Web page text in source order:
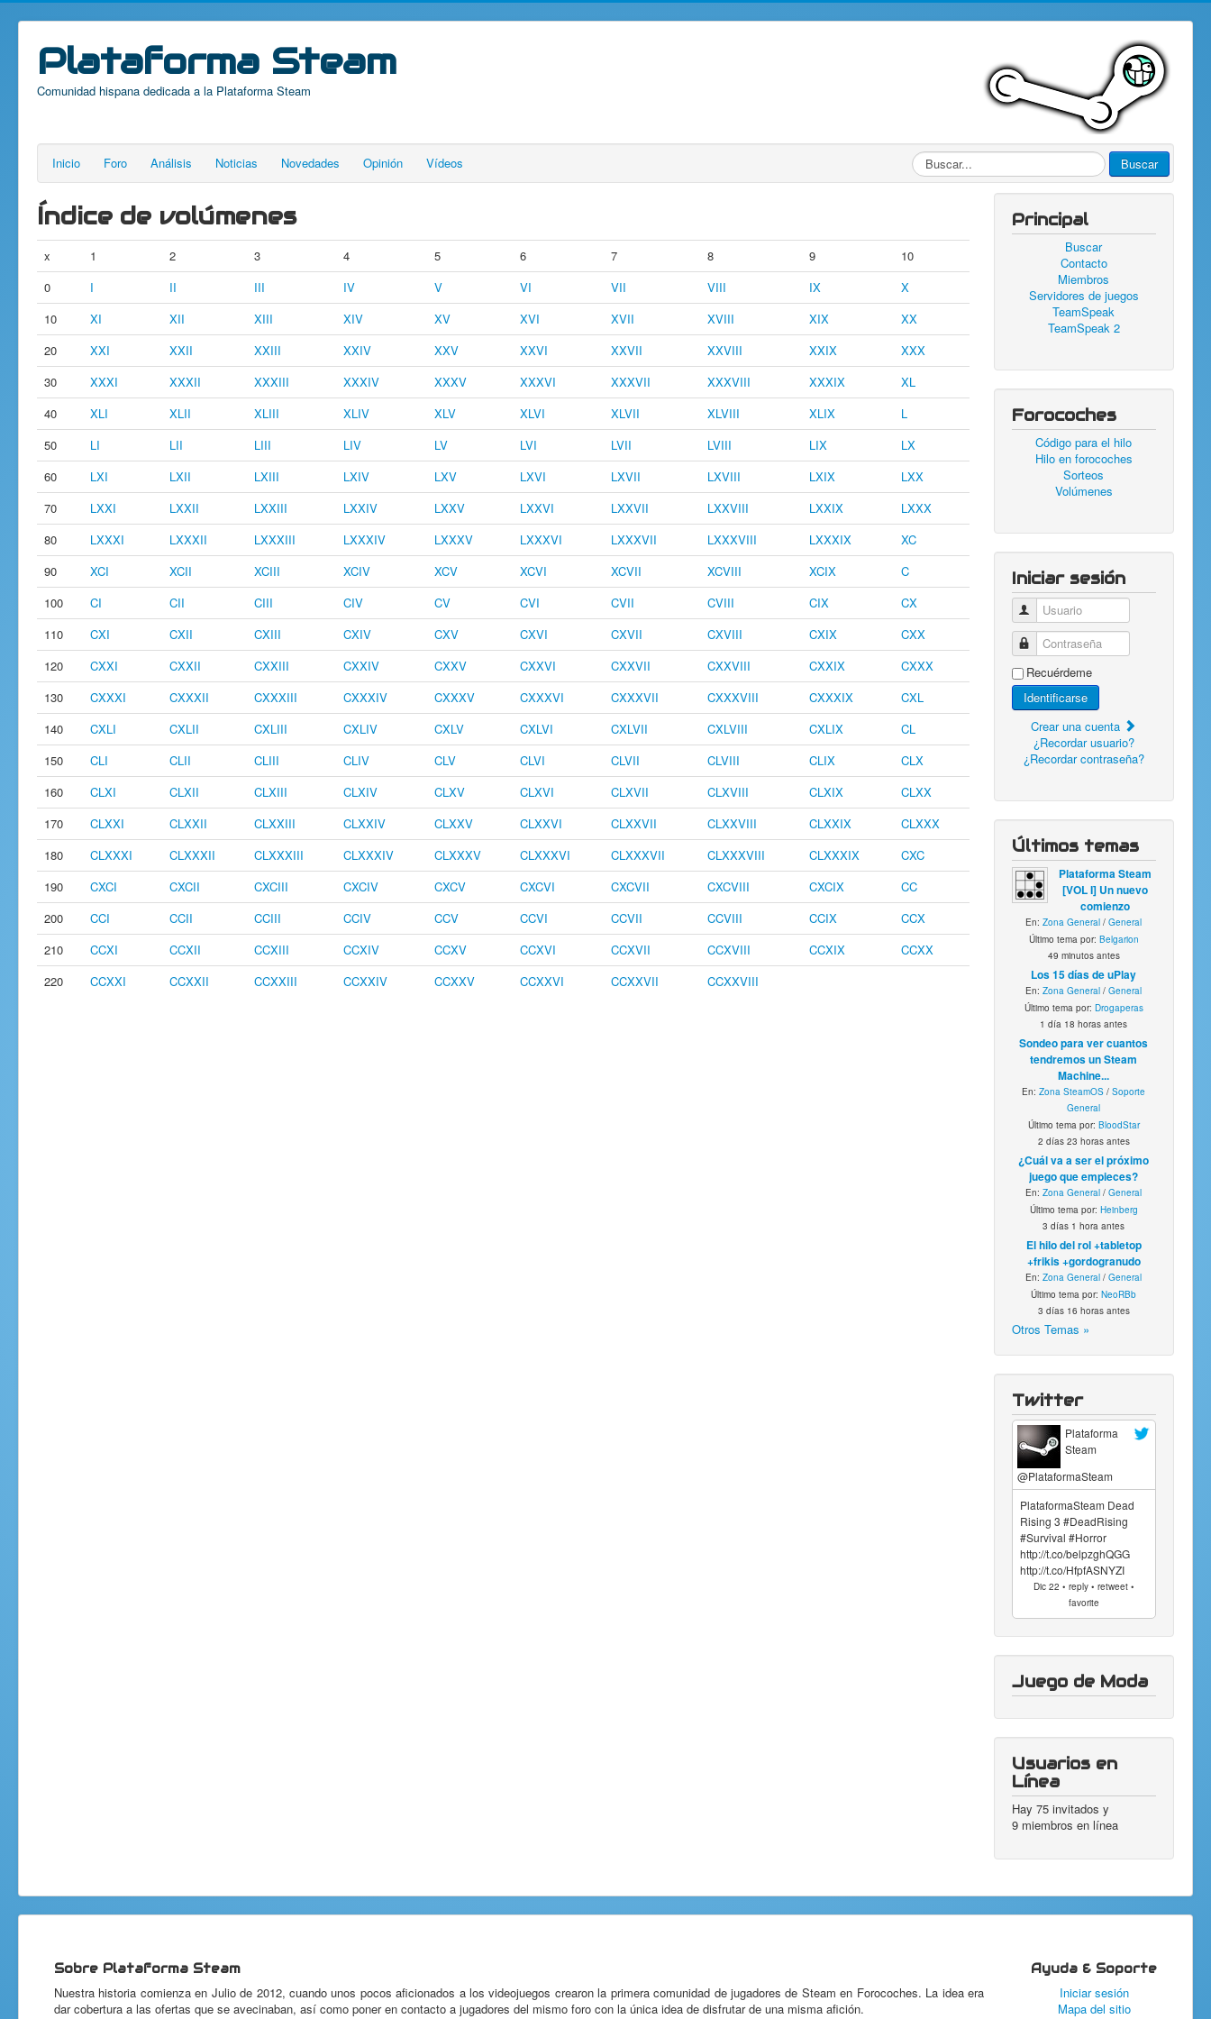
Plataforma Steam
Comunidad hispana dedicada a la Plataforma Steam
Inicio Foro Análisis Noticias Novedades Opinión Vídeos Buscar... Buscar
Índice de volúmenes
x 1 2 3 4 5 6 7 8 9
10
0
I II III IV V VI VII VIII IX
X
10
XI XII XIII XIV XV XVI XVII XVIII XIX
XX
20
XXI XXII XXIII XXIV XXV XXVI XXVII XXVIII XXIX
XXX
30
XXXI XXXII XXXIII XXXIV XXXV XXXVI XXXVII XXXVIII XXXIX
XL
40
XLI XLII XLIII XLIV XLV XLVI XLVII XLVIII XLIX
L
50
LI LII LIII LIV LV LVI LVII LVIII LIX
LX
60
LXI LXII LXIII LXIV LXV LXVI LXVII LXVIII LXIX
LXX
70
LXXI LXXII LXXIII LXXIV LXXV LXXVI LXXVII LXXVIII LXXIX
LXXX
80
LXXXI LXXXII LXXXIII LXXXIV LXXXV LXXXVI LXXXVII LXXXVIII LXXXIX
XC
90
XCI XCII XCIII XCIV XCV XCVI XCVII XCVIII XCIX
C
100
CI CII CIII CIV CV CVI CVII CVIII CIX
CX
110
CXI CXII CXIII CXIV CXV CXVI CXVII CXVIII CXIX
CXX
120
CXXI CXXII CXXIII CXXIV CXXV CXXVI CXXVII CXXVIII CXXIX
CXXX
130
CXXXI CXXXII CXXXIII CXXXIV CXXXV CXXXVI CXXXVII CXXXVIII CXXXIX
CXL
140
CXLI CXLII CXLIII CXLIV CXLV CXLVI CXLVII CXLVIII CXLIX
CL
150
CLI CLII CLIII CLIV CLV CLVI CLVII CLVIII CLIX
CLX
160
CLXI CLXII CLXIII CLXIV CLXV CLXVI CLXVII CLXVIII CLXIX
CLXX
170
CLXXI CLXXII CLXXIII CLXXIV CLXXV CLXXVI CLXXVII CLXXVIII CLXXIX
CLXXX
180
CLXXXI CLXXXII CLXXXIII CLXXXIV CLXXXV CLXXXVI CLXXXVII CLXXXVIII CLXXXIX
CXC
190
CXCI CXCII CXCIII CXCIV CXCV CXCVI CXCVII CXCVIII CXCIX
CC
200
CCI CCII CCIII CCIV CCV CCVI CCVII CCVIII CCIX
CCX
210
CCXI CCXII CCXIII CCXIV CCXV CCXVI CCXVII CCXVIII CCXIX
CCXX
220
CCXXI CCXXII CCXXIII CCXXIV CCXXV CCXXVI CCXXVII CCXXVIII
Principal
Buscar
Contacto
Miembros
Servidores de juegos
TeamSpeak
TeamSpeak 2
Forocoches
Código para el hilo
Hilo en forocoches
Sorteos
Volúmenes
Iniciar sesión
Usuario
Contraseña
Recuérdeme
Identificarse
Crear una cuenta
¿Recordar usuario?
¿Recordar contraseña?
Últimos temas
Plataforma Steam
[VOL I] Un nuevo
comienzo
En:Zona General /General
Último tema por: Belgarion
49 minutos antes
Los 15 días de uPlay
En:Zona General /General
Último tema por: Drogaperas
1 día 18 horas antes
Sondeo para ver cuantos
tendremos un Steam
Machine...
En:Zona SteamOS /Soporte
General
Último tema por: BloodStar
2 días 23 horas antes
¿Cuál va a ser el próximo
juego que empieces?
En:Zona General /General
Último tema por: Heinberg
3 días 1 hora antes
El hilo del rol +tabletop
+frikis +gordogranudo
En:Zona General /General
Último tema por:NeoRBb
3 días 16 horas antes
Otros Temas »
Twitter
Plataforma
Steam
@PlataformaSteam
PlataformaSteam Dead
Rising 3 #DeadRising
#Survival #Horror
http://t.co/belpzghQGG
http://t.co/HfpfASNYZI
Dic 22 • reply • retweet •
favorite
Juego de Moda
Usuarios en
Línea
Hay 75 invitados y
9 miembros en línea
Ayuda & Soporte
Iniciar sesión
Mapa del sitio
Sobre Plataforma Steam
Nuestra historia comienza en Julio de 2012, cuando unos pocos aficionados a los videojuegos crearon la primera comunidad de jugadores de Steam en Forocoches. La idea era
dar cobertura a las ofertas que se avecinaban, así como poner en contacto a jugadores del mismo foro con la única idea de disfrutar de una misma afición.